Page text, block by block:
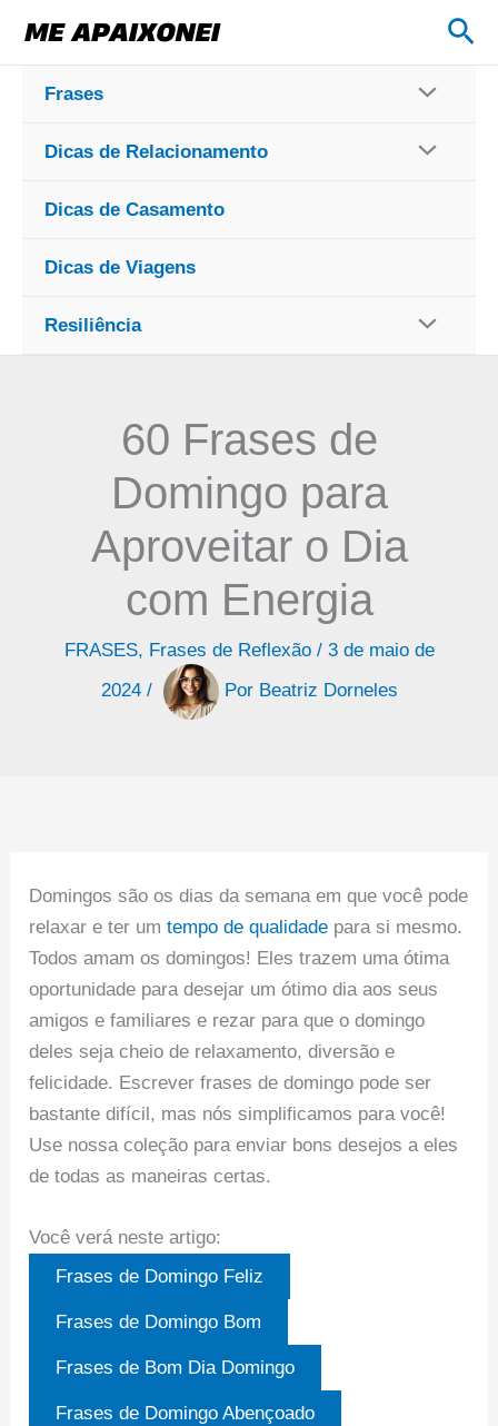
para
conteúdo
Frases
Dicas de Relacionamento
Dicas de Casamento
Dicas de Viagens
Resiliência
60 Frases de
Domingo para
Aproveitar o Dia
com Energia
FRASES, Frases de Reflexão/ 3 de maio de
2024 / Por Beatriz Dorneles
Domingos são os dias da semana em que você pode
relaxar e ter umtempo de qualidade para si mesmo.
Todos amam os domingos! Eles trazem uma ótima
oportunidade para desejar um ótimo dia aos seus
amigos e familiares e rezar para que o domingo
deles seja cheio de relaxamento, diversão e
felicidade. Escrever frases de domingo pode ser
bastante difícil, mas nós simplificamos para você!
Use nossa coleção para enviar bons desejos a eles
de todas as maneiras certas.
Você verá neste artigo:
Frases de Domingo Feliz
Frases de Domingo Bom
Frases de Bom Dia Domingo
Frases de Domingo Abençoado